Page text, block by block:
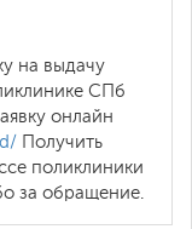
на выдачу
СПб
онлайн
Получить
поликлиники
за обращение.